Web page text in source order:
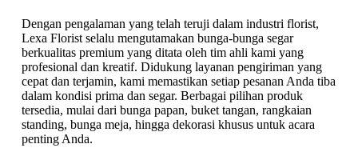
Dengan pengalaman yang telah teruji dalam industri florist,
Lexa Florist selalu mengutamakan bunga-bunga segar
berkualitas premium yang ditata oleh tim ahli kami yang
profesional dan kreatif. Didukung layanan pengiriman yang
cepat dan terjamin, kami memastikan setiap pesanan Anda tiba
dalam kondisi prima dan segar. Berbagai pilihan produk
tersedia, mulai dari bunga papan, buket tangan, rangkaian
standing, bunga meja, hingga dekorasi khusus untuk acara
penting Anda.